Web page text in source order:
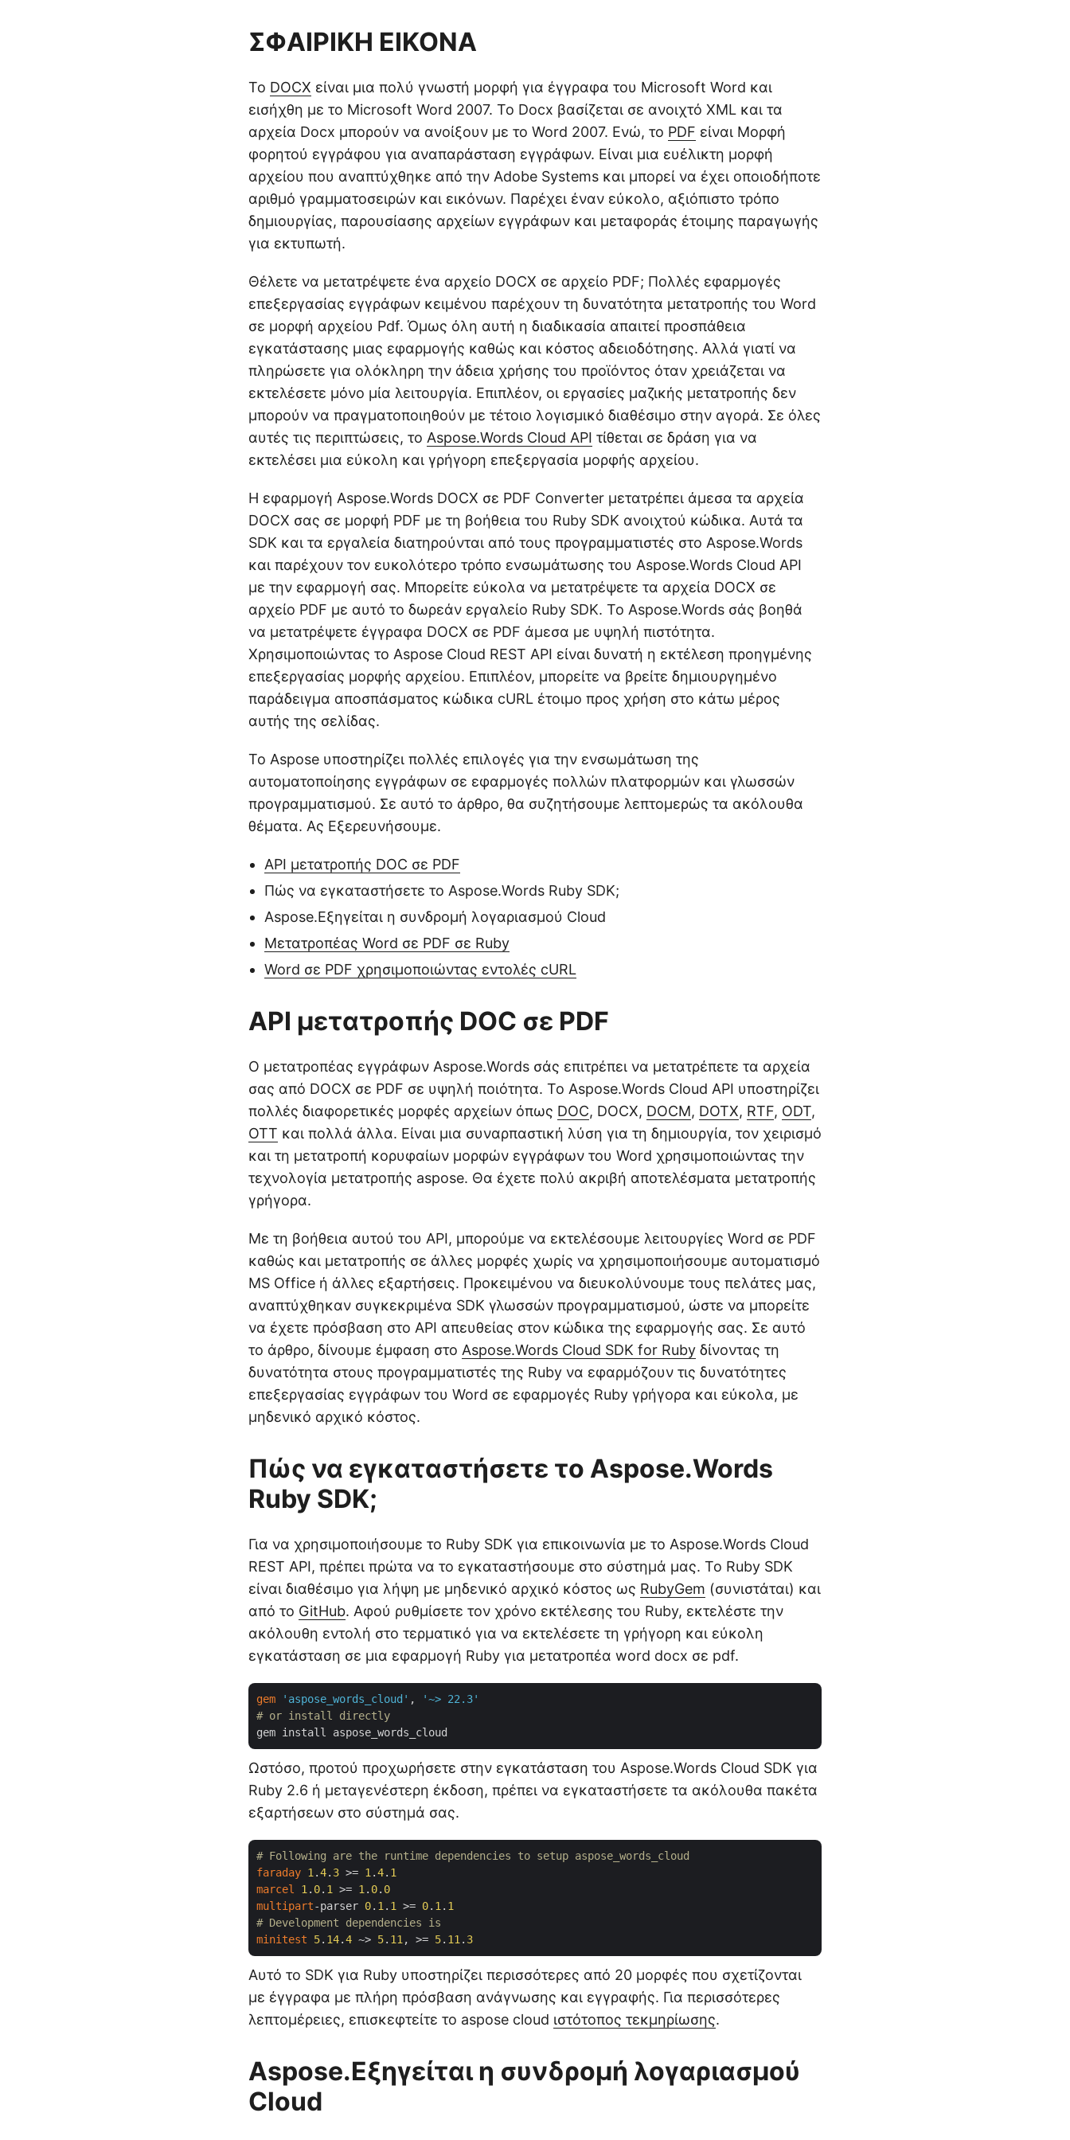
ΣΦΑΙΡΙΚΗ ΕΙΚΟΝΑ
Το DOCX είναι μια πολύ γνωστή μορφή για έγγραφα του Microsoft Word και
εισήχθη με το Microsoft Word 2007. Το Docx βασίζεται σε ανοιχτό XML και τα
αρχεία Docx μπορούν να ανοίξουν με το Word 2007. Ενώ, το PDF είναι Μορφή
φορητού εγγράφου για αναπαράσταση εγγράφων. Είναι μια ευέλικτη μορφή
αρχείου που αναπτύχθηκε από την Adobe Systems και μπορεί να έχει οποιοδήποτε
αριθμό γραμματοσειρών και εικόνων. Παρέχει έναν εύκολο, αξιόπιστο τρόπο
δημιουργίας, παρουσίασης αρχείων εγγράφων και μεταφοράς έτοιμης παραγωγής
για εκτυπωτή.
Θέλετε να μετατρέψετε ένα αρχείο DOCX σε αρχείο PDF; Πολλές εφαρμογές
επεξεργασίας εγγράφων κειμένου παρέχουν τη δυνατότητα μετατροπής του Word
σε μορφή αρχείου Pdf. Όμως όλη αυτή η διαδικασία απαιτεί προσπάθεια
εγκατάστασης μιας εφαρμογής καθώς και κόστος αδειοδότησης. Αλλά γιατί να
πληρώσετε για ολόκληρη την άδεια χρήσης του προϊόντος όταν χρειάζεται να
εκτελέσετε μόνο μία λειτουργία. Επιπλέον, οι εργασίες μαζικής μετατροπής δεν
μπορούν να πραγματοποιηθούν με τέτοιο λογισμικό διαθέσιμο στην αγορά. Σε όλες
αυτές τις περιπτώσεις, το Aspose.Words Cloud API τίθεται σε δράση για να
εκτελέσει μια εύκολη και γρήγορη επεξεργασία μορφής αρχείου.
Η εφαρμογή Aspose.Words DOCX σε PDF Converter μετατρέπει άμεσα τα αρχεία
DOCX σας σε μορφή PDF με τη βοήθεια του Ruby SDK ανοιχτού κώδικα. Αυτά τα
SDK και τα εργαλεία διατηρούνται από τους προγραμματιστές στο Aspose.Words
και παρέχουν τον ευκολότερο τρόπο ενσωμάτωσης του Aspose.Words Cloud API
με την εφαρμογή σας. Μπορείτε εύκολα να μετατρέψετε τα αρχεία DOCX σε
αρχείο PDF με αυτό το δωρεάν εργαλείο Ruby SDK. Το Aspose.Words σάς βοηθά
να μετατρέψετε έγγραφα DOCX σε PDF άμεσα με υψηλή πιστότητα.
Χρησιμοποιώντας το Aspose Cloud REST API είναι δυνατή η εκτέλεση προηγμένης
επεξεργασίας μορφής αρχείου. Επιπλέον, μπορείτε να βρείτε δημιουργημένο
παράδειγμα αποσπάσματος κώδικα cURL έτοιμο προς χρήση στο κάτω μέρος
αυτής της σελίδας.
Το Aspose υποστηρίζει πολλές επιλογές για την ενσωμάτωση της
αυτοματοποίησης εγγράφων σε εφαρμογές πολλών πλατφορμών και γλωσσών
προγραμματισμού. Σε αυτό το άρθρο, θα συζητήσουμε λεπτομερώς τα ακόλουθα
θέματα. Ας Εξερευνήσουμε.
API μετατροπής DOC σε PDF
Πώς να εγκαταστήσετε το Aspose.Words Ruby SDK;
Aspose.Εξηγείται η συνδρομή λογαριασμού Cloud
Μετατροπέας Word σε PDF σε Ruby
Word σε PDF χρησιμοποιώντας εντολές cURL
API μετατροπής DOC σε PDF
Ο μετατροπέας εγγράφων Aspose.Words σάς επιτρέπει να μετατρέπετε τα αρχεία
σας από DOCX σε PDF σε υψηλή ποιότητα. Το Aspose.Words Cloud API υποστηρίζει
πολλές διαφορετικές μορφές αρχείων όπως DOC, DOCX, DOCM, DOTX, RTF, ODT,
OTT και πολλά άλλα. Είναι μια συναρπαστική λύση για τη δημιουργία, τον χειρισμό
και τη μετατροπή κορυφαίων μορφών εγγράφων του Word χρησιμοποιώντας την
τεχνολογία μετατροπής aspose. Θα έχετε πολύ ακριβή αποτελέσματα μετατροπής
γρήγορα.
Με τη βοήθεια αυτού του API, μπορούμε να εκτελέσουμε λειτουργίες Word σε PDF
καθώς και μετατροπής σε άλλες μορφές χωρίς να χρησιμοποιήσουμε αυτοματισμό
MS Office ή άλλες εξαρτήσεις. Προκειμένου να διευκολύνουμε τους πελάτες μας,
αναπτύχθηκαν συγκεκριμένα SDK γλωσσών προγραμματισμού, ώστε να μπορείτε
να έχετε πρόσβαση στο API απευθείας στον κώδικα της εφαρμογής σας. Σε αυτό
το άρθρο, δίνουμε έμφαση στο Aspose.Words Cloud SDK for Ruby δίνοντας τη
δυνατότητα στους προγραμματιστές της Ruby να εφαρμόζουν τις δυνατότητες
επεξεργασίας εγγράφων του Word σε εφαρμογές Ruby γρήγορα και εύκολα, με
μηδενικό αρχικό κόστος.
Πώς να εγκαταστήσετε το Aspose.Words
Ruby SDK;
Για να χρησιμοποιήσουμε το Ruby SDK για επικοινωνία με το Aspose.Words Cloud
REST API, πρέπει πρώτα να το εγκαταστήσουμε στο σύστημά μας. Το Ruby SDK
είναι διαθέσιμο για λήψη με μηδενικό αρχικό κόστος ως RubyGem (συνιστάται) και
από το GitHub. Αφού ρυθμίσετε τον χρόνο εκτέλεσης του Ruby, εκτελέστε την
ακόλουθη εντολή στο τερματικό για να εκτελέσετε τη γρήγορη και εύκολη
εγκατάσταση σε μια εφαρμογή Ruby για μετατροπέα word docx σε pdf.
gem 'aspose_words_cloud' ,
'~> 22.3'
# or install directly
Ωστόσο, προτού προχωρήσετε στην εγκατάσταση του Aspose.Words Cloud SDK για
Ruby 2.6 ή μεταγενέστερη έκδοση, πρέπει να εγκαταστήσετε τα ακόλουθα πακέτα
εξαρτήσεων στο σύστημά σας.
# Following are the runtime dependencies to setup aspose_words_cloud
faraday 1 .4. 3 >= 1 .4. 1
marcel
1 . 0. 1 >= 1 . 0. 0
multipart-parser 0. 1 . 1 >= 0. 1 . 1
# Development dependencies is
minitest
5. 14.4 ~> 5. 11 , >= 5. 11 . 3
Αυτό το SDK για Ruby υποστηρίζει περισσότερες από 20 μορφές που σχετίζονται
με έγγραφα με πλήρη πρόσβαση ανάγνωσης και εγγραφής. Για περισσότερες
λεπτομέρειες, επισκεφτείτε το aspose cloud ιστότοπος τεκμηρίωσης.
Aspose.Εξηγείται η συνδρομή λογαριασμού
Cloud